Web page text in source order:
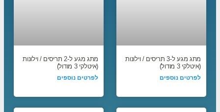
מתג מגע ל-3 תריסים / וילונות
(איטלקי 3 מודול)
לפרטים נוספים
מתג מגע ל-2 תריסים / וילונות
(איטלקי 3 מודול)
לפרטים נוספים